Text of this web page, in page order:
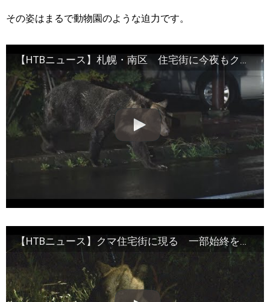
その姿はまるで動物園のような迫力です。
【HTBニュース】札幌・南区 住宅街に今夜もクマ 現れる
【HTBニュース】クマ住宅街に現る 一部始終を捉えた